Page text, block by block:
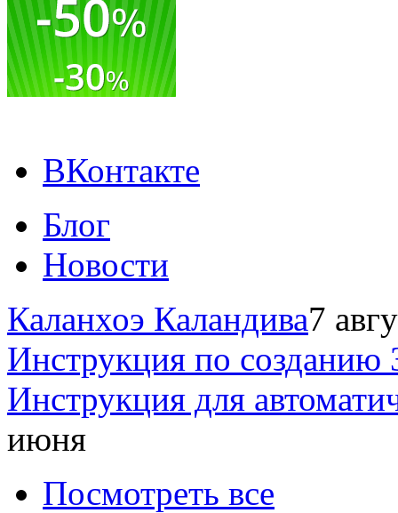
ВКонтакте
Блог
Новости
Каланхоэ Каландива7
Инструкция по созданию
Инструкция для
июня
Посмотреть все